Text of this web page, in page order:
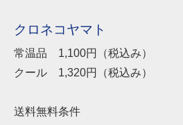
クロネコヤマト
常温品 1,100円（税込み）
クール 1,320円（税込み）
送料無料条件